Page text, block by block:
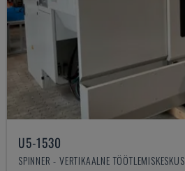
U5-1530
SPINNER - VERTIKAALNE TÖÖTLEMISKESKUS